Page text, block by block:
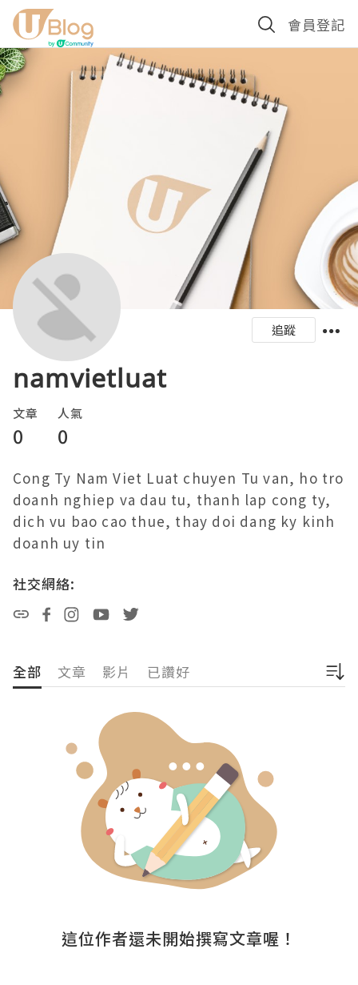
會員登記
追蹤
namvietluat
文章
0
人氣
0
Cong Ty Nam Viet Luat chuyen Tu van, ho tro
doanh nghiep va dau tu, thanh lap cong ty,
dich vu bao cao thue, thay doi dang ky kinh
doanh uy tin
社交網絡:
全部 文章 影片 已讚好
這位作者還未開始撰寫文章喔！